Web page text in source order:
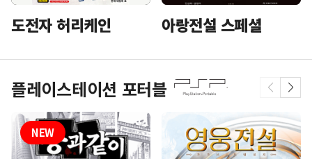
도전자 허리케인 아랑전설 스페셜
플레이스테이션 포터블